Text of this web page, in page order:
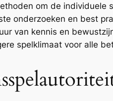
om de
onderzoeken en best
van kennis en
spelklimaat voor alle